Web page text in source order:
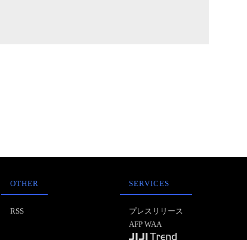
OTHER
RSS
SERVICES
プレスリリース
AFP WAA